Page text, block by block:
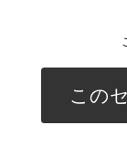
この